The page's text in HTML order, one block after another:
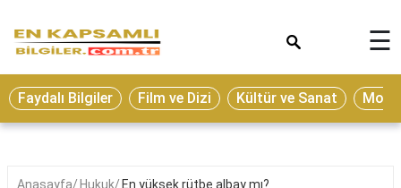
Eğitim
Ekonomi
Seyahat
☰
Faydalı Bilgiler Film ve Dizi Kültür ve Sanat
Anasayfa Hukuk En yüksek rütbe albay mı?